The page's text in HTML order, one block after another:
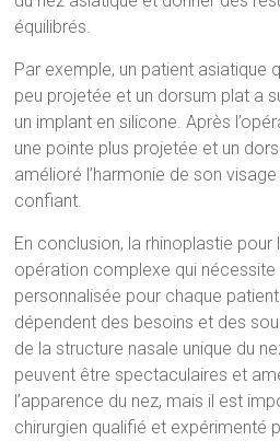
équilibrés.
Par exemple, un patient asiatique
peu projetée et un dorsum plat a
un implant en silicone. Après
une pointe plus projetée et un
amélioré l’harmonie de son
confiant.
En conclusion, la rhinoplastie pour
opération complexe qui nécessite
personnalisée pour chaque
dépendent des besoins et des
de la structure nasale unique du
peuvent être spectaculaires et
l’apparence du nez, mais il est
chirurgien qualifié et expérimenté